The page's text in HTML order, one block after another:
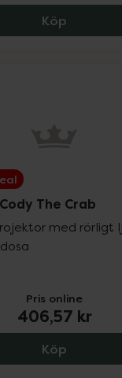
kr. Köp
Bebis, 11.9 kr.
The Crab
med rörligt
Pris online
406,57 kr
Köp Zazu